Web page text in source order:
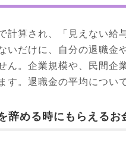
計算され、「見えない給
いだけに、自分の退職金
ん。企業規模や、民間企
す。退職金の平均につい
辞める時にもらえるお